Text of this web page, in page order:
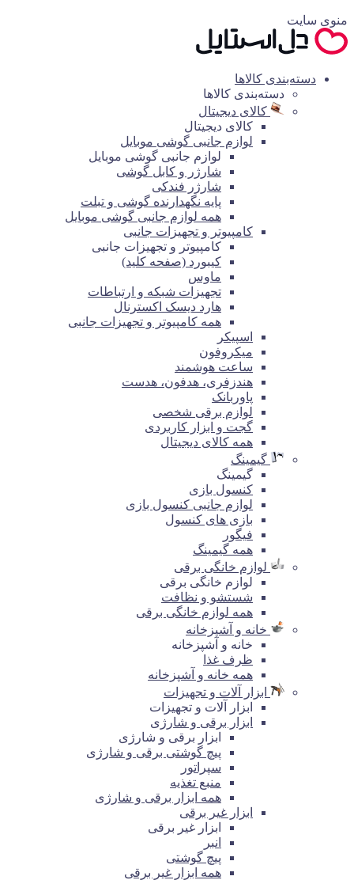
منوی سایت
دسته‌بندی کالاها
دسته‌بندی کالاها
کالای دیجیتال
کالای دیجیتال
لوازم جانبی گوشی موبایل
لوازم جانبی گوشی موبایل
شارژر و کابل گوشی
شارژر فندکی
پایه نگهدارنده گوشی و تبلت
همه لوازم جانبی گوشی موبایل
کامپیوتر و تجهیزات جانبی
کامپیوتر و تجهیزات جانبی
کیبورد (صفحه کلید)
ماوس
تجهیزات شبکه و ارتباطات
هارد دیسک اکسترنال
همه کامپیوتر و تجهیزات جانبی
اسپیکر
میکروفون
ساعت هوشمند
هندزفری، هدفون، هدست
پاوربانک
لوازم برقی شخصی
گجت و ابزار کاربردی
همه کالای دیجیتال
گیمینگ
گیمینگ
کنسول بازی
لوازم جانبی کنسول بازی
بازی های کنسول
فیگور
همه گیمینگ
لوازم خانگی برقی
لوازم خانگی برقی
شستشو و نظافت
همه لوازم خانگی برقی
خانه و آشپزخانه
خانه و آشپزخانه
ظرف غذا
همه خانه و آشپزخانه
ابزار آلات و تجهیزات
ابزار آلات و تجهیزات
ابزار برقی و شارژی
ابزار برقی و شارژی
پیچ گوشتی برقی و شارژی
سپراتور
منبع تغذیه
همه ابزار برقی و شارژی
ابزار غیر برقی
ابزار غیر برقی
انبر
پیچ گوشتی
همه ابزار غیر برقی